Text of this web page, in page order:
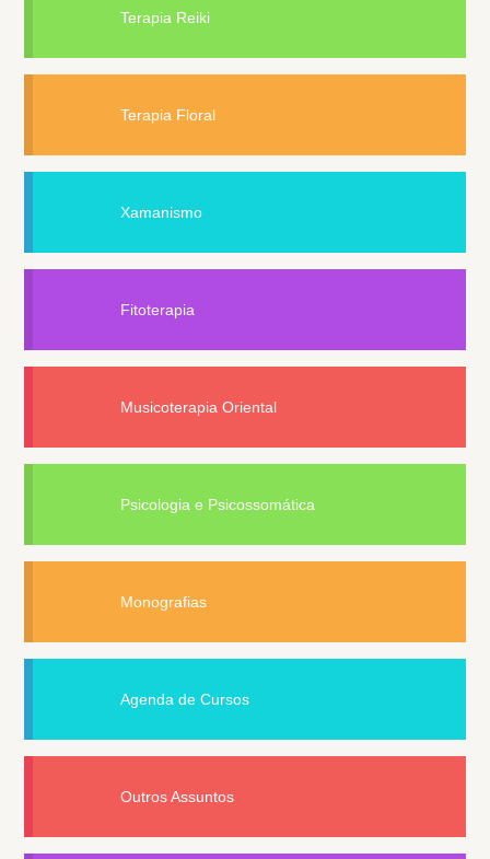
Terapia Reiki
Terapia Floral
Xamanismo
Fitoterapia
Musicoterapia Oriental
Psicologia e Psicossomática
Monografias
Agenda de Cursos
Outros Assuntos